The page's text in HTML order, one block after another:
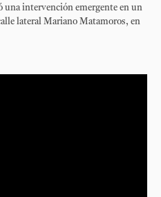
una intervención emergente en un
lateral Mariano Matamoros, en